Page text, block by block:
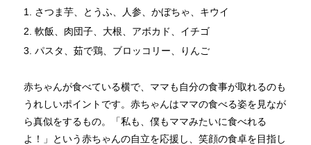
さつま芋、とうふ、人参、かぼちゃ、キウイ
軟飯、肉団子、大根、アボカド、イチゴ
パスタ、茹で鶏、ブロッコリー、りんご
赤ちゃんが食べている横で、ママも自分の食事が取れるのも
うれしいポイントです。赤ちゃんはママの食べる姿を見なが
ら真似をするもの。「私も、僕もママみたいに食べれる
よ！」という赤ちゃんの自立を応援し、笑顔の食卓を目指し